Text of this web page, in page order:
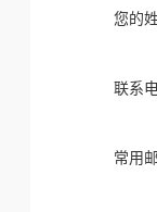
您的
联系
常用